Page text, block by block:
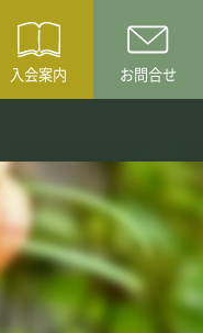
入会案内 お問合せ